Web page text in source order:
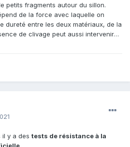
petits fragments autour du sillon.
de la force avec laquelle on
dureté entre les deux matériaux, de la
de clivage peut aussi intervenir…
il y a des tests de résistance à la